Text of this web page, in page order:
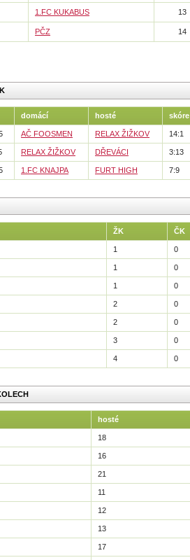
1.FC KUKABUS 13
PČZ 14
domácí hosté skóre
AČ FOOSMEN RELAX ŽIŽKOV 14:1
RELAX ŽIŽKOV DŘEVÁCI 3:13
1.FC KNAJPA FURT HIGH 7:9
ŽK ČK
1 0
1 0
1 0
2 0
2 0
3 0
4 0
hosté
18
16
21
11
12
13
17